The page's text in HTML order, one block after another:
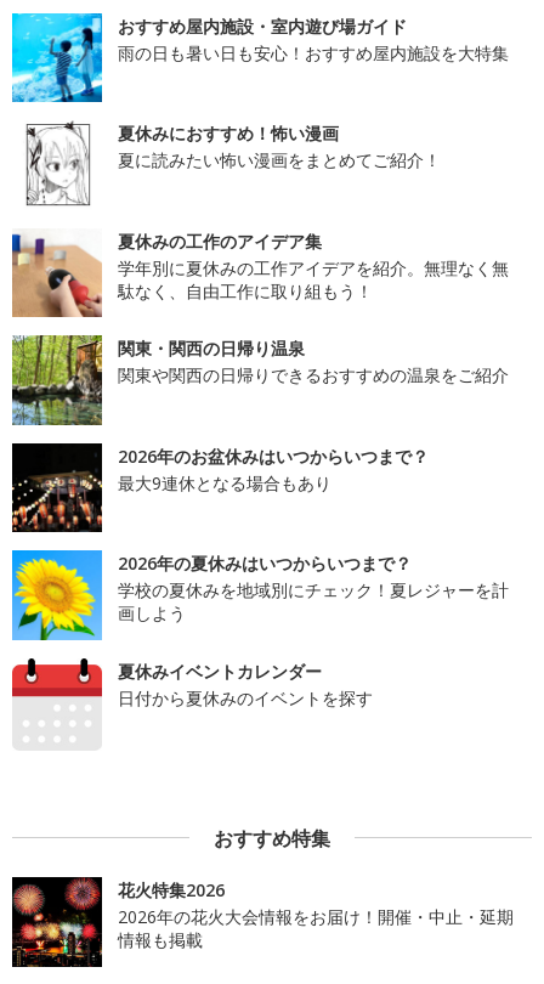
おすすめ屋内施設・室内遊び場ガイド
雨の日も暑い日も安心！おすすめ屋内施設を大特集
夏休みにおすすめ！怖い漫画
夏に読みたい怖い漫画をまとめてご紹介！
夏休みの工作のアイデア集
学年別に夏休みの工作アイデアを紹介。無理なく無
駄なく、自由工作に取り組もう！
関東・関西の日帰り温泉
関東や関西の日帰りできるおすすめの温泉をご紹介
2026年のお盆休みはいつからいつまで？
最大9連休となる場合もあり
2026年の夏休みはいつからいつまで？
学校の夏休みを地域別にチェック！夏レジャーを計
画しよう
夏休みイベントカレンダー
日付から夏休みのイベントを探す
おすすめ特集
花火特集2026
2026年の花火大会情報をお届け！開催・中止・延期
情報も掲載